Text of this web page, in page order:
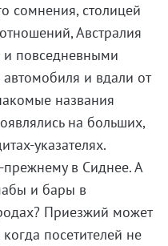
сомнения, столицей
Австралия
повседневными
и вдали от
названия
на больших,
указателях.
прежнему в Сиднее. А
и бары в
Приезжий может
посетителей не